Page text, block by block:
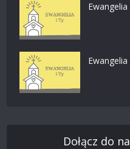
Dołącz do